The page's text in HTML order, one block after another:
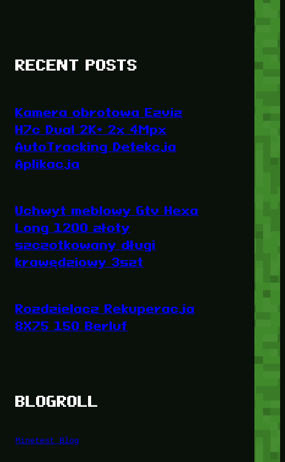
RECENT POSTS
Kamera obrotowa Ezviz
H7c Dual 2K+ 2x 4Mpx
AutoTracking Detekcja
Aplikacja
Uchwyt meblowy Gtv Hexa
Long 1200 złoty
szczotkowany długi
krawędziowy 3szt
Rozdzielacz Rekuperacja
8X75 150 Berluf
BLOGROLL
Minetest Blog